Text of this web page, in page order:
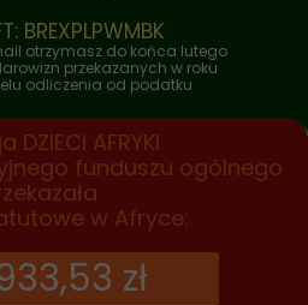
zł
DZIECI AFRYKI
funduszu ogólnego
w Afryce:
BREXPLPWMBK
otrzymasz do końca lutego
przekazanych w roku
odliczenia od podatku